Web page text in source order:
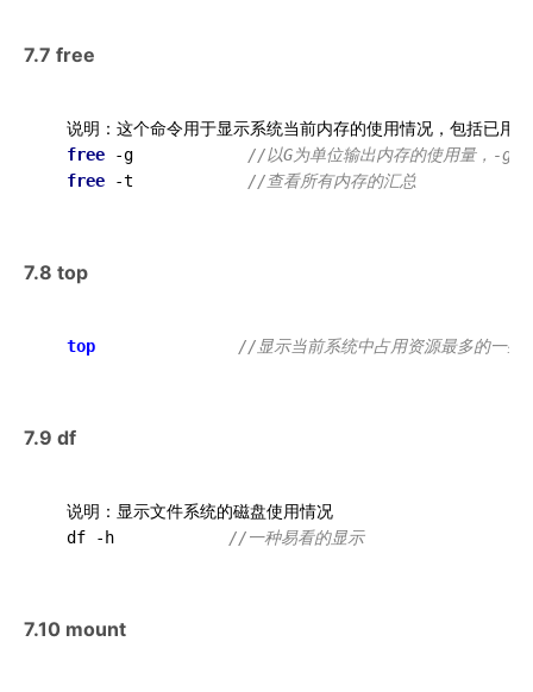
7.7 free
说明：这个命令用于显示系统当前内存的使用情况，包括已用
free -g //以G为单位输出内存的使用量，-g
free -t //查看所有内存的汇总
7.8 top
top //显示当前系统中占用资源最多的一
7.9 df
  说明：显示文件系统的磁盘使用情况
  df -h
//一种易看的显示
7.10 mount